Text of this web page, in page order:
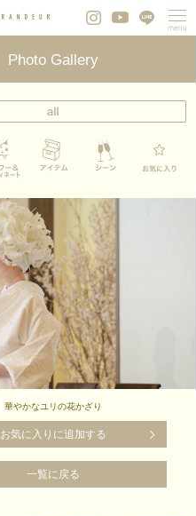
Photo Gallery
華やかなユリの花かざり
お気に入りに追加する
一覧に戻る